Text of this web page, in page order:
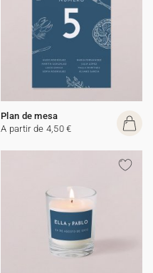
Plan de mesa
A partir de 4,50 €